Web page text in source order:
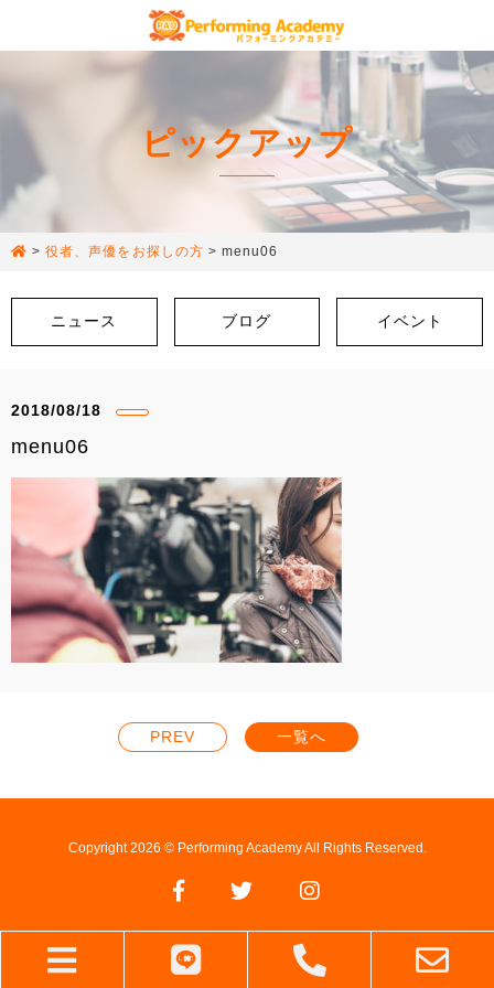
ピックアップ
>役者、声優をお探しの方 > menu06
ニュース ブログ イベント
2018/08/18
menu06
PREV 一覧へ
Copyright 2026 © Performing Academy All Rights Reserved.